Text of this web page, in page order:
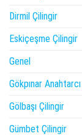
Dirmil Çilingir
Eskiçeşme Çilingir
Genel
Gökpınar Anahtarcı
Gölbaşı Çilingir
Gümbet Çilingir